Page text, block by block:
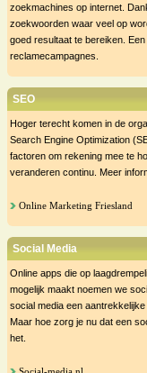
zoekmachines op internet.
zoekwoorden waar veel op
goed resultaat te bereiken.
reclamecampagnes.
SEO
Hoger terecht komen in de
Search Engine Optimization
factoren om rekening mee te
veranderen continu. Meer
Online Marketing Friesland
Social Media
Online apps die op
mogelijk maakt noemen we
social media een
Maar hoe zorg je nu dat een
het.